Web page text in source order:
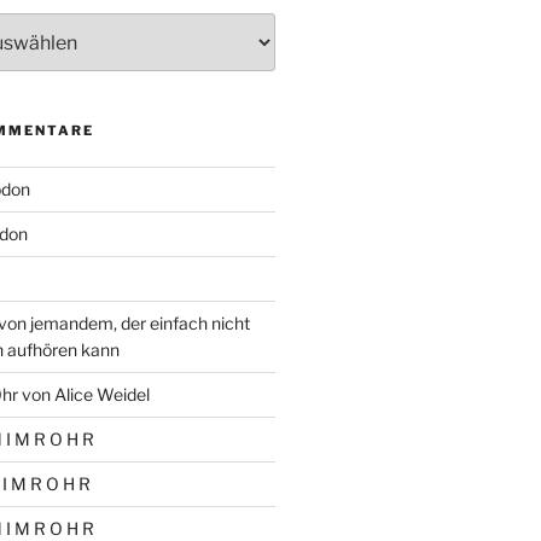
jemandem, der einfach nicht
aufhören kann
von Alice Weidel
I M R O H R
M R O H R
I M R O H R